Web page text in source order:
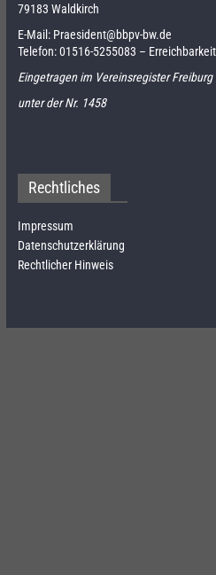
79183 Waldkirch
E-Mail: Praesident@bbpv-bw.de
Telefon:01516-5255083 –
Eingetragen im Vereinsregister Freiburg
unter der Nr. 1458
Rechtliches
Impressum
Datenschutzerklärung
Rechtlicher Hinweis